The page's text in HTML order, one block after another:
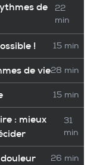
de
22
min
! 15 min
de vie28 min
15 min
: mieux
31
min
26 min